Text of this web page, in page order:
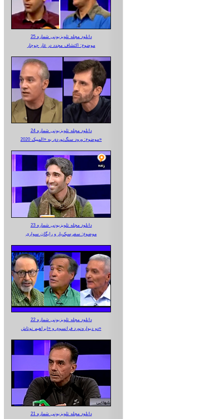
دانلود مجله تلویزیونی شماره 25
موضوع: اکتشاف مجدد در غار جوجار
دانلود مجله تلویزیونی شماره 24
موضوع: ورود سنگ‌نوردی به «المپیک 2020»
دانلود مجله تلویزیونی شماره 23
موضوع: سفرسبک‌بار و رایگان سواری
دانلود مجله تلویزیونی شماره 22
دو دیواره‌نورد فرانسوی و «ابراهیم نوتاش»
دانلود مجله تلویزیونی شماره 21